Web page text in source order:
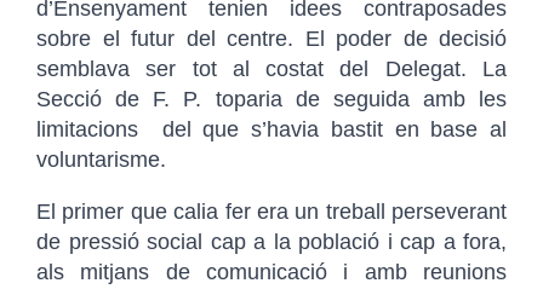
d’Ensenyament tenien idees contraposades
sobre el futur del centre. El poder de decisió
semblava ser tot al costat del Delegat. La
Secció de F. P. toparia de seguida amb les
limitacions del que s’havia bastit en base al
voluntarisme.
El primer que calia fer era un treball perseverant
de pressió social cap a la població i cap a fora,
als mitjans de comunicació i amb reunions